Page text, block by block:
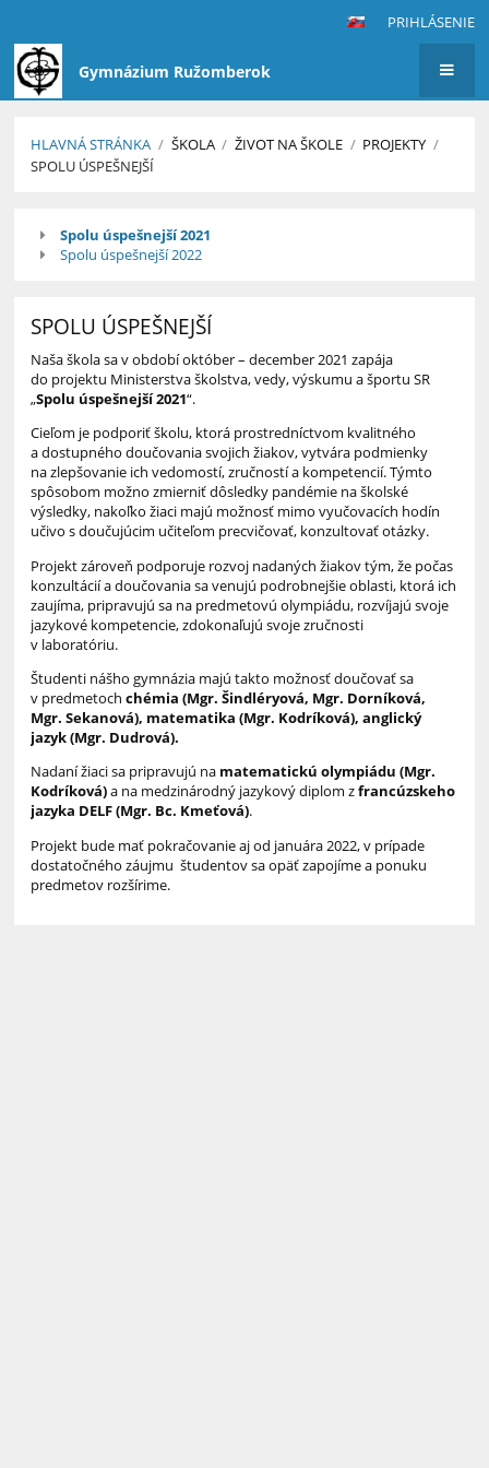
PRIHLÁSENIE
Gymnázium Ružomberok
HLAVNÁ STRÁNKA / ŠKOLA / ŽIVOT NA ŠKOLE / PROJEKTY /
SPOLU ÚSPEŠNEJŠÍ
úspešnejší
Spolu úspešnejší 2021
Spolu úspešnejší 2022
SPOLU ÚSPEŠNEJŠÍ
Naša škola sa v období október – december 2021 zapája
do projektu Ministerstva školstva, vedy, výskumu a športu SR
„Spolu úspešnejší 2021“.
Cieľom je podporiť školu, ktorá prostredníctvom kvalitného
a dostupného doučovania svojich žiakov, vytvára podmienky
na zlepšovanie ich vedomostí, zručností a kompetencií. Týmto
spôsobom možno zmierniť dôsledky pandémie na školské
výsledky, nakoľko žiaci majú možnosť mimo vyučovacích hodín
učivo s doučujúcim učiteľom precvičovať, konzultovať otázky.
Projekt zároveň podporuje rozvoj nadaných žiakov tým, že počas
konzultácií a doučovania sa venujú podrobnejšie oblasti, ktorá ich
zaujíma, pripravujú sa na predmetovú olympiádu, rozvíjajú svoje
jazykové kompetencie, zdokonaľujú svoje zručnosti
v laboratóriu.
Študenti nášho gymnázia majú takto možnosť doučovať sa
v predmetochchémia (Mgr. Šindléryová, Mgr. Dorníková,
Mgr. Sekanová), matematika (Mgr. Kodríková), anglický
jazyk (Mgr. Dudrová).
Nadaní žiaci sa pripravujú na matematickú olympiádu (Mgr.
Kodríková)a na medzinárodný jazykový diplom zfrancúzskeho
jazyka DELF (Mgr. Bc. Kmeťová).
Projekt bude mať pokračovanie aj od januára 2022, v prípade
dostatočného záujmu študentov sa opäť zapojíme a ponuku
predmetov rozšírime.